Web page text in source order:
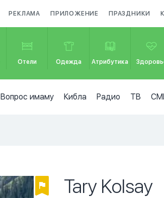
РЕКЛАМА ПРИЛОЖЕНИЕ ПРАЗДНИКИ
Отели Одежда Атрибутика
Вопрос имаму Кибла Радио ТВ
Tary Kolsay